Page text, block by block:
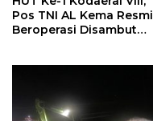
Pos TNI AL Kema Resmi
Beroperasi Disambut